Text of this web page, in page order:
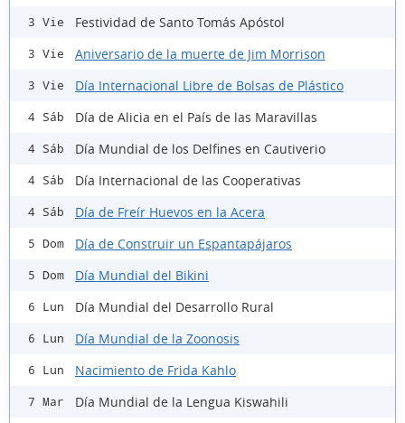
3 Vie Festividad de Santo Tomás Apóstol
3 Vie Aniversario de la muerte de Jim Morrison
3 Vie Día Internacional Libre de Bolsas de Plástico
4 Sáb Día de Alicia en el País de las Maravillas
4 Sáb Día Mundial de los Delfines en Cautiverio
4 Sáb Día Internacional de las Cooperativas
4 Sáb Día de Freír Huevos en la Acera
5 Dom Día de Construir un Espantapájaros
5 Dom Día Mundial del Bikini
6 Lun Día Mundial del Desarrollo Rural
6 Lun Día Mundial de la Zoonosis
6 Lun Nacimiento de Frida Kahlo
7 Mar Día Mundial de la Lengua Kiswahili